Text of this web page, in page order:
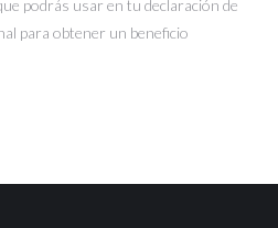
podrás usar en tu declaración de
para obtener un beneficio